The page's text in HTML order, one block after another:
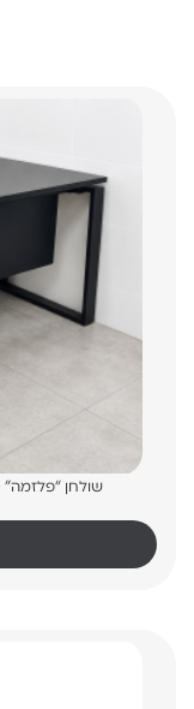
שולחן “פלזמה” 160/70/160 צבע שחור רגל מתכת שחור